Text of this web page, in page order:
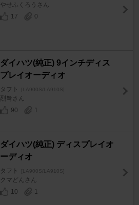
やせふくろうさん
17
0
ダイハツ(純正) 9インチディス
プレイオーディオ
タフト [LA900S/LA910S]
烈弩さん
90
1
ダイハツ(純正) ディスプレイオ
ーディオ
タフト [LA900S/LA910S]
クマどんさん
10
1